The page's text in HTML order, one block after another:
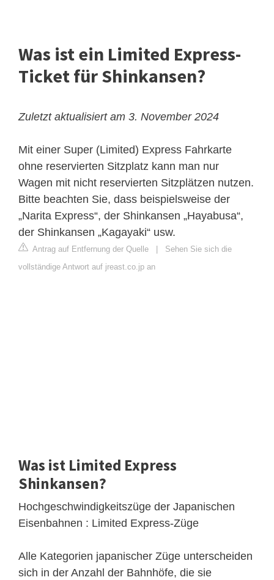
Was ist ein Limited Express-
Ticket für Shinkansen?
Zuletzt aktualisiert am 3. November 2024
Mit einer Super (Limited) Express Fahrkarte
ohne reservierten Sitzplatz kann man nur
Wagen mit nicht reservierten Sitzplätzen nutzen.
Bitte beachten Sie, dass beispielsweise der
„Narita Express“, der Shinkansen „Hayabusa“,
der Shinkansen „Kagayaki“ usw.
Antrag auf Entfernung der Quelle
Sehen Sie sich die
vollständige Antwort auf jreast.co.jp an
Was ist Limited Express
Shinkansen?
Hochgeschwindigkeitszüge der Japanischen
Eisenbahnen : Limited Express-Züge
Alle Kategorien japanischer Züge unterscheiden
sich in der Anzahl der Bahnhöfe, die sie